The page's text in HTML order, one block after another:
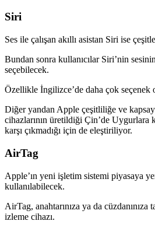
Siri
Ses ile çalışan akıllı asistan Siri ise
Bundan sonra kullanıcılar Siri’nin
seçebilecek.
Özellikle İngilizce’de daha çok seçenek
Diğer yandan Apple çeşitliliğe ve
cihazlarının üretildiği Çin’de Uygurlara
karşı çıkmadığı için de eleştiriliyor.
AirTag
Apple’ın yeni işletim sistemi piyasaya
kullanılabilecek.
AirTag, anahtarınıza ya da
izleme cihazı.